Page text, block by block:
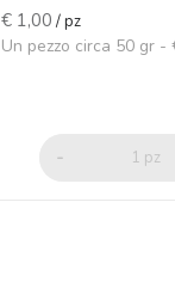
€ 1,00 / pz
Un pezzo circa 50 gr -
- 1 pz